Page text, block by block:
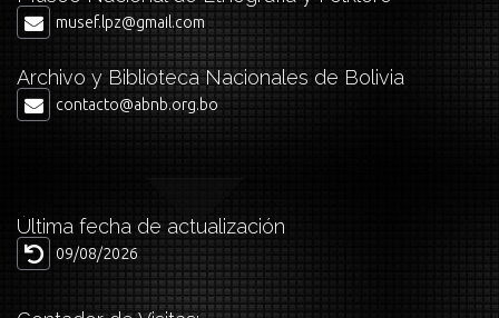
musef.lpz@gmail.com
Archivo y Biblioteca Nacionales de Bolivia
contacto@abnb.org.bo
Última fecha de actualización
09/08/2026